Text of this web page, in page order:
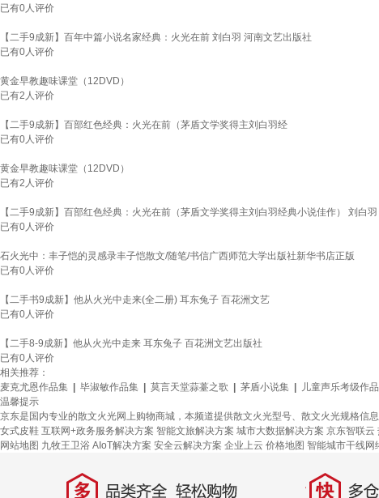
已有0人评价
【二手9成新】百年中篇小说名家经典：火光在前 刘白羽 河南文艺出版社
已有0人评价
黄金早教趣味课堂（12DVD）
已有2 人评价
【二手9成新】百部红色经典：火光在前（茅盾文学奖得主刘白羽经
已有0人评价
黄金早教趣味课堂（12DVD）
已有2 人评价
【二手9成新】百部红色经典：火光在前（茅盾文学奖得主刘白羽经典小说佳作） 刘白
已有0人评价
石火光中：丰子恺的灵感录丰子恺散文/随笔/书信广西师范大学出版社新华书店正版
已有0人评价
【二手书9成新】他从火光中走来(全二册) 耳东兔子 百花洲文艺
已有0人评价
【二手8-9成新】他从火光中走来 耳东兔子 百花洲文艺出版社
已有0人评价
相关推荐：
麦克尤恩作品集
毕淑敏作品集 莫言天堂蒜薹之歌 茅盾小说集 儿童声乐考级作品
温馨提示
京东是国内专业的散文火光网上购物商城，本频道提供散文火光型号、散文火光规格信
女式皮鞋 互联网+政务服务解决方案 智能文旅解决方案 城市大数据解决方案 京东智联云
网站地图 九牧王卫浴 AIoT解决方案 安全云解决方案 企业上云 价格地图 智能城市干线网
多 品类齐全，轻松购物 快 多仓